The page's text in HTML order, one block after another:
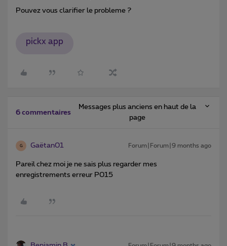
Pouvez vous clarifier le probleme ?
pickx app
6 commentaires
Messages plus anciens en haut de la
page
G Gaëtan01 Forum|Forum|9 months ago
Pareil chez moi je ne sais plus regarder mes
enregistrements erreur P015